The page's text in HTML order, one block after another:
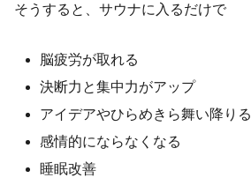
そうすると、サウナに入るだけで
脳疲労が取れる
決断力と集中力がアップ
アイデアやひらめきら舞い降りる
感情的にならなくなる
睡眠改善